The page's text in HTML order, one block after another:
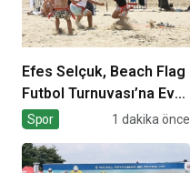
Efes Selçuk, Beach Flag
Futbol Turnuvası’na Ev
Sahipliği Yaptı
Spor 1 dakika önce